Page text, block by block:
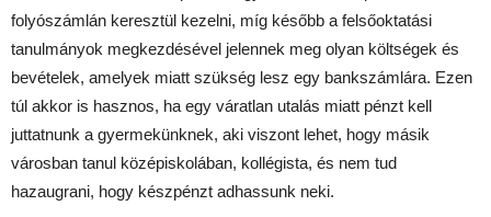
folyószámlán keresztül kezelni, míg később a felsőoktatási
tanulmányok megkezdésével jelennek meg olyan költségek és
bevételek, amelyek miatt szükség lesz egy bankszámlára. Ezen
túl akkor is hasznos, ha egy váratlan utalás miatt pénzt kell
juttatnunk a gyermekünknek, aki viszont lehet, hogy másik
városban tanul középiskolában, kollégista, és nem tud
hazaugrani, hogy készpénzt adhassunk neki.